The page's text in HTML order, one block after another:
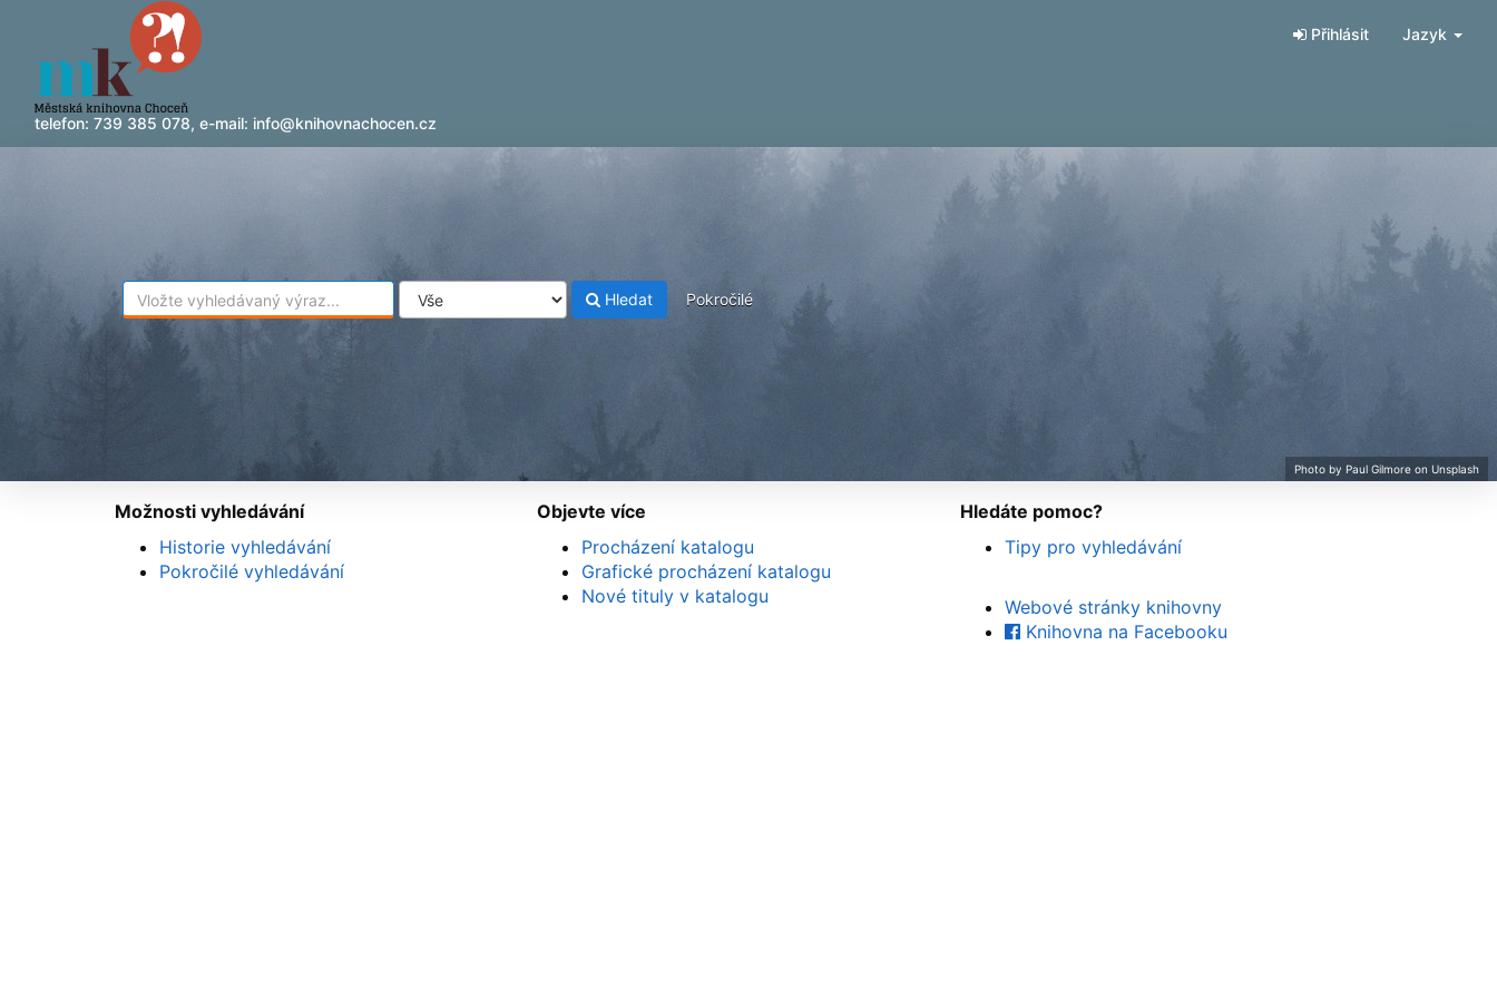
Přeskočit na obsah
telefon: 739 385 078, e-mail: info@knihovnachocen.cz
Přihlásit Jazyk
Hledat Pokročilé
Možnosti vyhledávání
Historie vyhledávání
Pokročilé vyhledávání
Objevte více
Procházení katalogu
Grafické procházení katalogu
Nové tituly v katalogu
Hledáte pomoc?
Tipy pro vyhledávání
Webové stránky knihovny
Knihovna na Facebooku